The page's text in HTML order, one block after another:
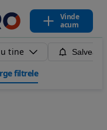
Vinde
acum
tine
filtrele